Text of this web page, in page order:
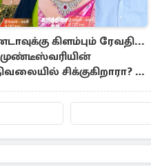
கிளம்பும் ரேவதி...
சிக்குகிறாரா? -
அப்டேட்!